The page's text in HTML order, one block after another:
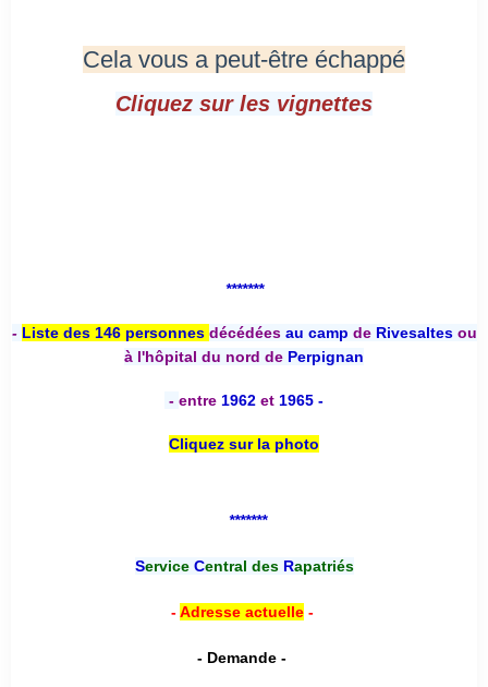
Cela vous a peut-être échappé
Cliquez sur les vignettes
*******
- Liste des 146 personnes décédées au camp deRivesaltesou
à l'hôpital du nord de Perpignan
- entre 1962 et 1965 -
Cliquez sur la photo
*******
Service Central desRapatriés
-Adresse actuelle-
- Demande -